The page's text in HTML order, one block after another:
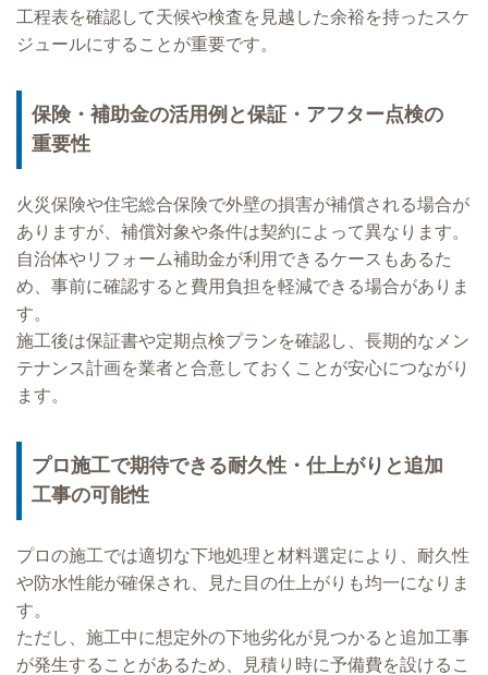
工程表を確認して天候や検査を見越した余裕を持ったスケ
ジュールにすることが重要です。
保険・補助金の活用例と保証・アフター点検の
重要性
火災保険や住宅総合保険で外壁の損害が補償される場合が
ありますが、補償対象や条件は契約によって異なります。
自治体やリフォーム補助金が利用できるケースもあるた
め、事前に確認すると費用負担を軽減できる場合がありま
す。
施工後は保証書や定期点検プランを確認し、長期的なメン
テナンス計画を業者と合意しておくことが安心につながり
ます。
プロ施工で期待できる耐久性・仕上がりと追加
工事の可能性
プロの施工では適切な下地処理と材料選定により、耐久性
や防水性能が確保され、見た目の仕上がりも均一になりま
す。
ただし、施工中に想定外の下地劣化が見つかると追加工事
が発生することがあるため、見積り時に予備費を設けるこ